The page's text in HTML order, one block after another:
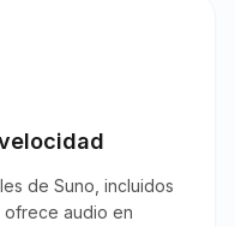
de Suno, incluidos
ofrece audio en